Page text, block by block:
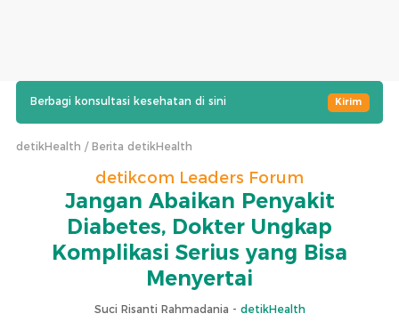
Berbagi konsultasi kesehatan di sini Kirim
detikHealth Berita detikHealth
detikcom Leaders Forum
Jangan Abaikan Penyakit
Diabetes, Dokter Ungkap
Komplikasi Serius yang Bisa
Menyertai
Suci Risanti Rahmadania - detikHealth